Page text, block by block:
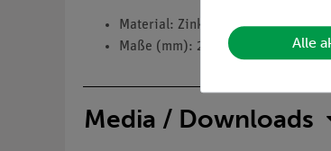
Material: Zink
Maße (mm): 250 x 125 x 0,5
Media / Downloads
Alle